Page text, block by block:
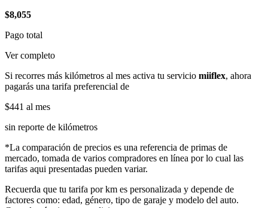
$8,055
Pago total
Ver completo
Si recorres más kilómetros al mes activa tu servicio miiflex, ahora
pagarás una tarifa preferencial de
$441 al mes
sin reporte de kilómetros
*La comparación de precios es una referencia de primas de
mercado, tomada de varios compradores en línea por lo cual las
tarifas aqui presentadas pueden variar.
Recuerda que tu tarifa por km es personalizada y depende de
factores como: edad, género, tipo de garaje y modelo del auto.